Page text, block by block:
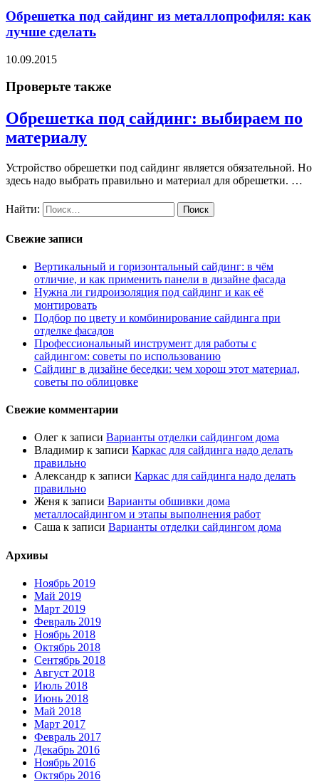
Обрешетка под сайдинг из металлопрофиля: как
лучше сделать
10.09.2015
Проверьте также
Обрешетка под сайдинг: выбираем по
материалу
Устройство обрешетки под сайдинг является обязательной. Но
здесь надо выбрать правильно и материал для обрешетки. …
Найти:
Свежие записи
Вертикальный и горизонтальный сайдинг: в чём
отличие, и как применить панели в дизайне фасада
Нужна ли гидроизоляция под сайдинг и как её
монтировать
Подбор по цвету и комбинирование сайдинга при
отделке фасадов
Профессиональный инструмент для работы с
сайдингом: советы по использованию
Сайдинг в дизайне беседки: чем хорош этот материал,
советы по облицовке
Свежие комментарии
Олег к записи Варианты отделки сайдингом дома
Владимир к записи Каркас для сайдинга надо делать
правильно
Александр к записи Каркас для сайдинга надо делать
правильно
Женя к записи Варианты обшивки дома
металлосайдингом и этапы выполнения работ
Саша к записи Варианты отделки сайдингом дома
Архивы
Ноябрь 2019
Май 2019
Март 2019
Февраль 2019
Ноябрь 2018
Октябрь 2018
Сентябрь 2018
Август 2018
Июль 2018
Июнь 2018
Май 2018
Март 2017
Февраль 2017
Декабрь 2016
Ноябрь 2016
Октябрь 2016